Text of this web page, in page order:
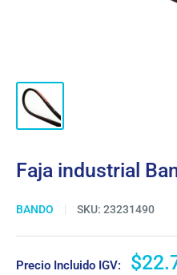
Faja industrial
BANDO SKU: 23231490
Precio Incluido IGV: